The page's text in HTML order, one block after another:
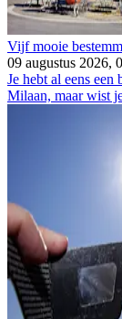
Vijf mooie
09 augustus 2026,
Je hebt al eens een
Milaan, maar wist